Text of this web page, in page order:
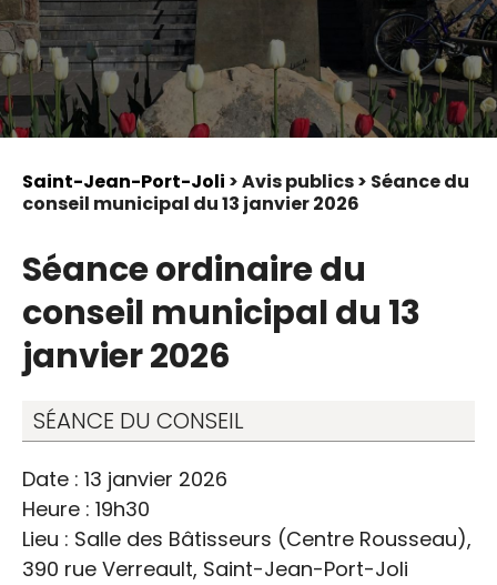
Saint-Jean-Port-Joli > Avis publics > Séance du
conseil municipal du 13 janvier 2026
Séance ordinaire du
conseil municipal du 13
janvier 2026
SÉANCE DU CONSEIL
Date : 13 janvier 2026
Heure : 19h30
Lieu : Salle des Bâtisseurs (Centre Rousseau),
390 rue Verreault, Saint-Jean-Port-Joli